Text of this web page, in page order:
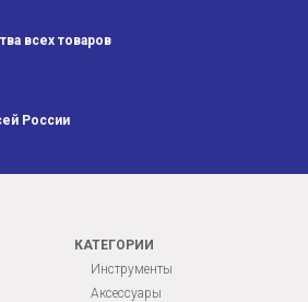
всех товаров
России
КАТЕГОРИИ
Инструменты
Аксессуары